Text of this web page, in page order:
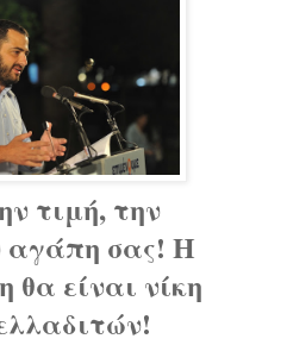
τιμή, την
αγάπη σας! Η
θα είναι νίκη